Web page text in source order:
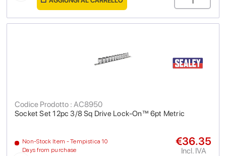
Socket Set 12pc 3/8 Sq Drive Lock-On™ 6pt Metric
Codice Prodotto : AC8950
Non-Stock Item - Tempistica 10
Days from purchase
€36.35
Incl. IVA